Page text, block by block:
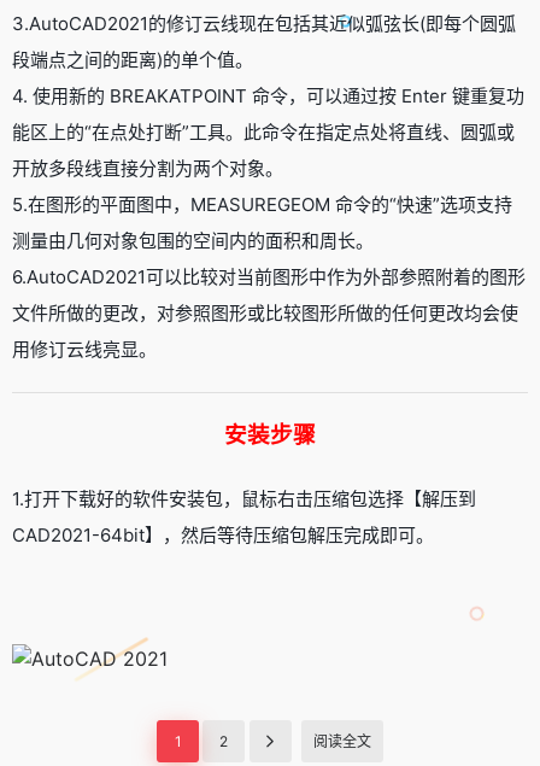
3.AutoCAD2021的修订云线现在包括其近似弧弦长(即每个圆弧
段端点之间的距离)的单个值。
4. 使用新的 BREAKATPOINT 命令，可以通过按 Enter 键重复功
能区上的“在点处打断”工具。此命令在指定点处将直线、圆弧或
开放多段线直接分割为两个对象。
5.在图形的平面图中，MEASUREGEOM 命令的“快速”选项支持
测量由几何对象包围的空间内的面积和周长。
6.AutoCAD2021可以比较对当前图形中作为外部参照附着的图形
文件所做的更改，对参照图形或比较图形所做的任何更改均会使
用修订云线亮显。
安装步骤
1.打开下载好的软件安装包，鼠标右击压缩包选择【解压到
CAD2021-64bit】，然后等待压缩包解压完成即可。
1 2 阅读全文